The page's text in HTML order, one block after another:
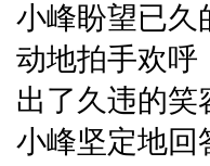
小峰盼望已
动地拍手欢呼
出了久违的笑
小峰坚定地回